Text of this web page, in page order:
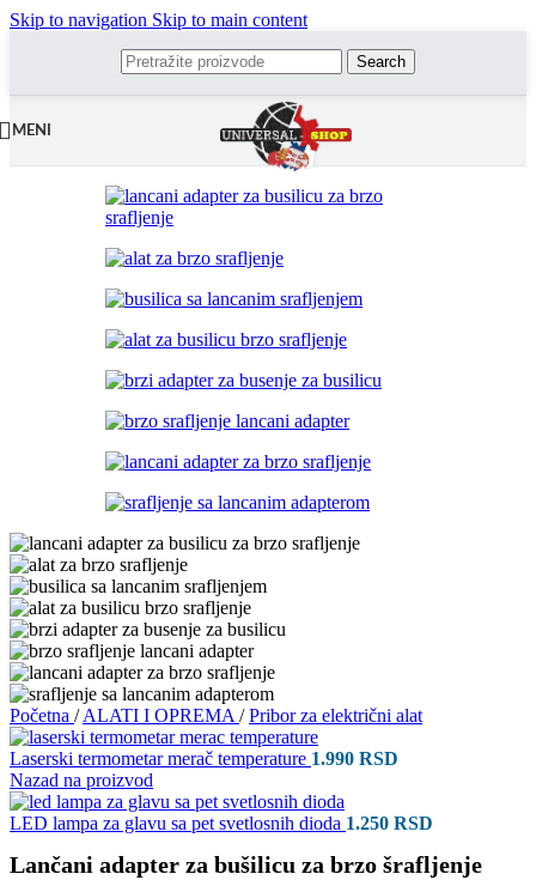
Skip to navigation Skip to main content
Search
MENI
Početna / ALATI I OPREMA / Pribor za električni alat
Laserski termometar merač temperature 1.990 RSD
Nazad na proizvod
LED lampa za glavu sa pet svetlosnih dioda 1.250 RSD
Lančani adapter za bušilicu za brzo šrafljenje